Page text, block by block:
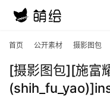
首页 公开素材 摄影图包
[摄影图包][施富